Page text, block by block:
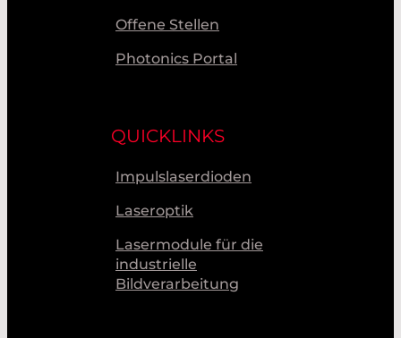
Offene Stellen
Photonics Portal
QUICKLINKS
Impulslaserdioden
Laseroptik
Lasermodule für die
industrielle
Bildverarbeitung